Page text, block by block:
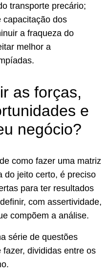
transporte precário;
capacitação dos
a fraqueza do
melhor a
as forças,
e
negócio?
como fazer uma matriz
do jeito certo, é preciso
para ter resultados
com assertividade,
compõem a análise.
série de questões
divididas entre os